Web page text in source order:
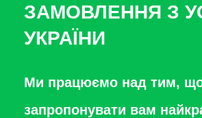
ЗАМОВЛЕННЯ З
УКРАЇНИ
Ми працюємо над тим,
запропонувати вам